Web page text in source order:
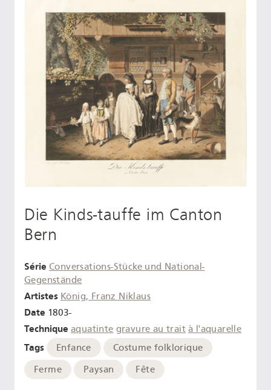
Die Kinds-tauffe im Canton
Bern
Série Conversations-Stücke und National-
Gegenstände
Artistes König, Franz Niklaus
Date 1803-
Technique aquatinte gravure au trait à l'aquarelle
Tags Enfance
Costume folklorique
Ferme
Paysan Fête